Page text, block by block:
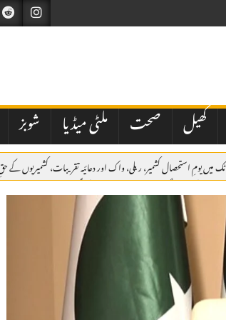
کھیل صحت ملٹی میڈیا شوبز
میں یومِ استحصال کشمیر، ریلی، واک اور دعائیہ تقریبات، کشمیریوں کے
این کی مبینہ سگریٹ مافیا اسٹوری پر طلب کی گئی میٹنگ منسوخ